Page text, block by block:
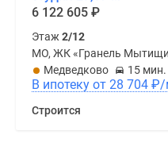
6 122 605 ₽
Этаж 2/12
МО, ЖК «Гранель
Медведково
15 мин.
В ипотеку от 28 704 ₽/
Строится